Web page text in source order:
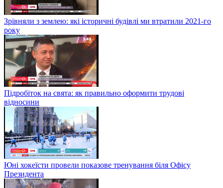
Зрівняли з землею: які історичні будівлі ми втратили 2021-го
року
Підробіток на свята: як правильно оформити трудові
відносини
Юні хокеїсти провели показове тренування біля Офісу
Президента